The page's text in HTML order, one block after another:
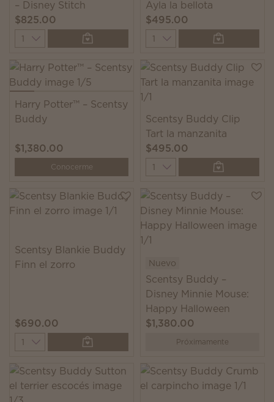
– Disney Stitch
$825.00
Quantity
Ayla la bellota
$495.00
Quantity
Harry Potter™ – Scentsy
Buddy
$1,380.00
Conocerme
Scentsy Buddy Clip
Tart la manzanita
$495.00
Quantity
Scentsy Blankie Buddy
Finn el zorro
$690.00
Quantity
Nuevo
Scentsy Buddy –
Disney Minnie Mouse:
Happy Halloween
$1,380.00
Próximamente